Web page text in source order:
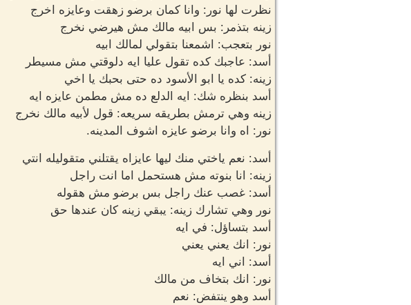
نظرت لها نور: وانا كمان برضو زهقت وعايزه اخرج
زينه بتذمر: بس ابيه مالك مش هيرضي نخرج
نور بتعجب: اشمعنا بتقولي لمالك ابيه
أسد: عاجبك كده تقول عليا ايه دلوقتي مش مسيطر
زينه: كده يا ابو الأسود ده حتى بحبك يا اخي
أسد بنظره شك: ايه الدلع ده مش مطمن عايزه ايه
زينه وهي ترمش بطريقه سريعه: قول لأبيه مالك نخرج
نور: اه وانا برضو عايزه اشوف المدينه.
أسد: نعم ياختي منك ليها عايزاه يقتلني متقوليله انتي
زينه: انا بنوته مش هستحمل اما انت راجل
أسد: غصب عنك راجل بس برضو مش هقوله
نور وهي تشارك زينه: يبقي زينه كان عندها حق
أسد بتساؤل: في ايه
نور: انك يعني يعني
أسد: اني ايه
نور: انك بتخاف من مالك
أسد وهو ينتفض: نعم